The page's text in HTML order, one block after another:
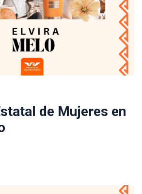
de Mujeres en